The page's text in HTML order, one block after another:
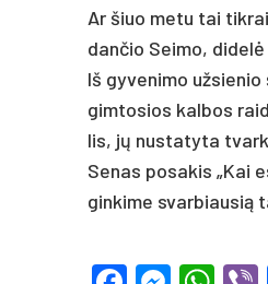
Ar šiuo me­tu tai
dan­čio Sei­mo,
Iš gy­ve­ni­mo
gim­to­sios kal­bos
lis, jų nu­sta­ty­ta
Se­nas po­sa­kis „Kai
gin­ki­me svar­biau­sią